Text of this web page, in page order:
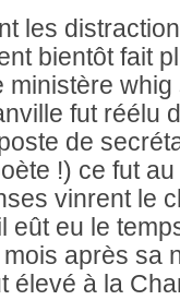
les
bientôt fait
ministère
fut réélu
de
!) ce fut
vinrent le
eût eu le
après sa
élevé à la